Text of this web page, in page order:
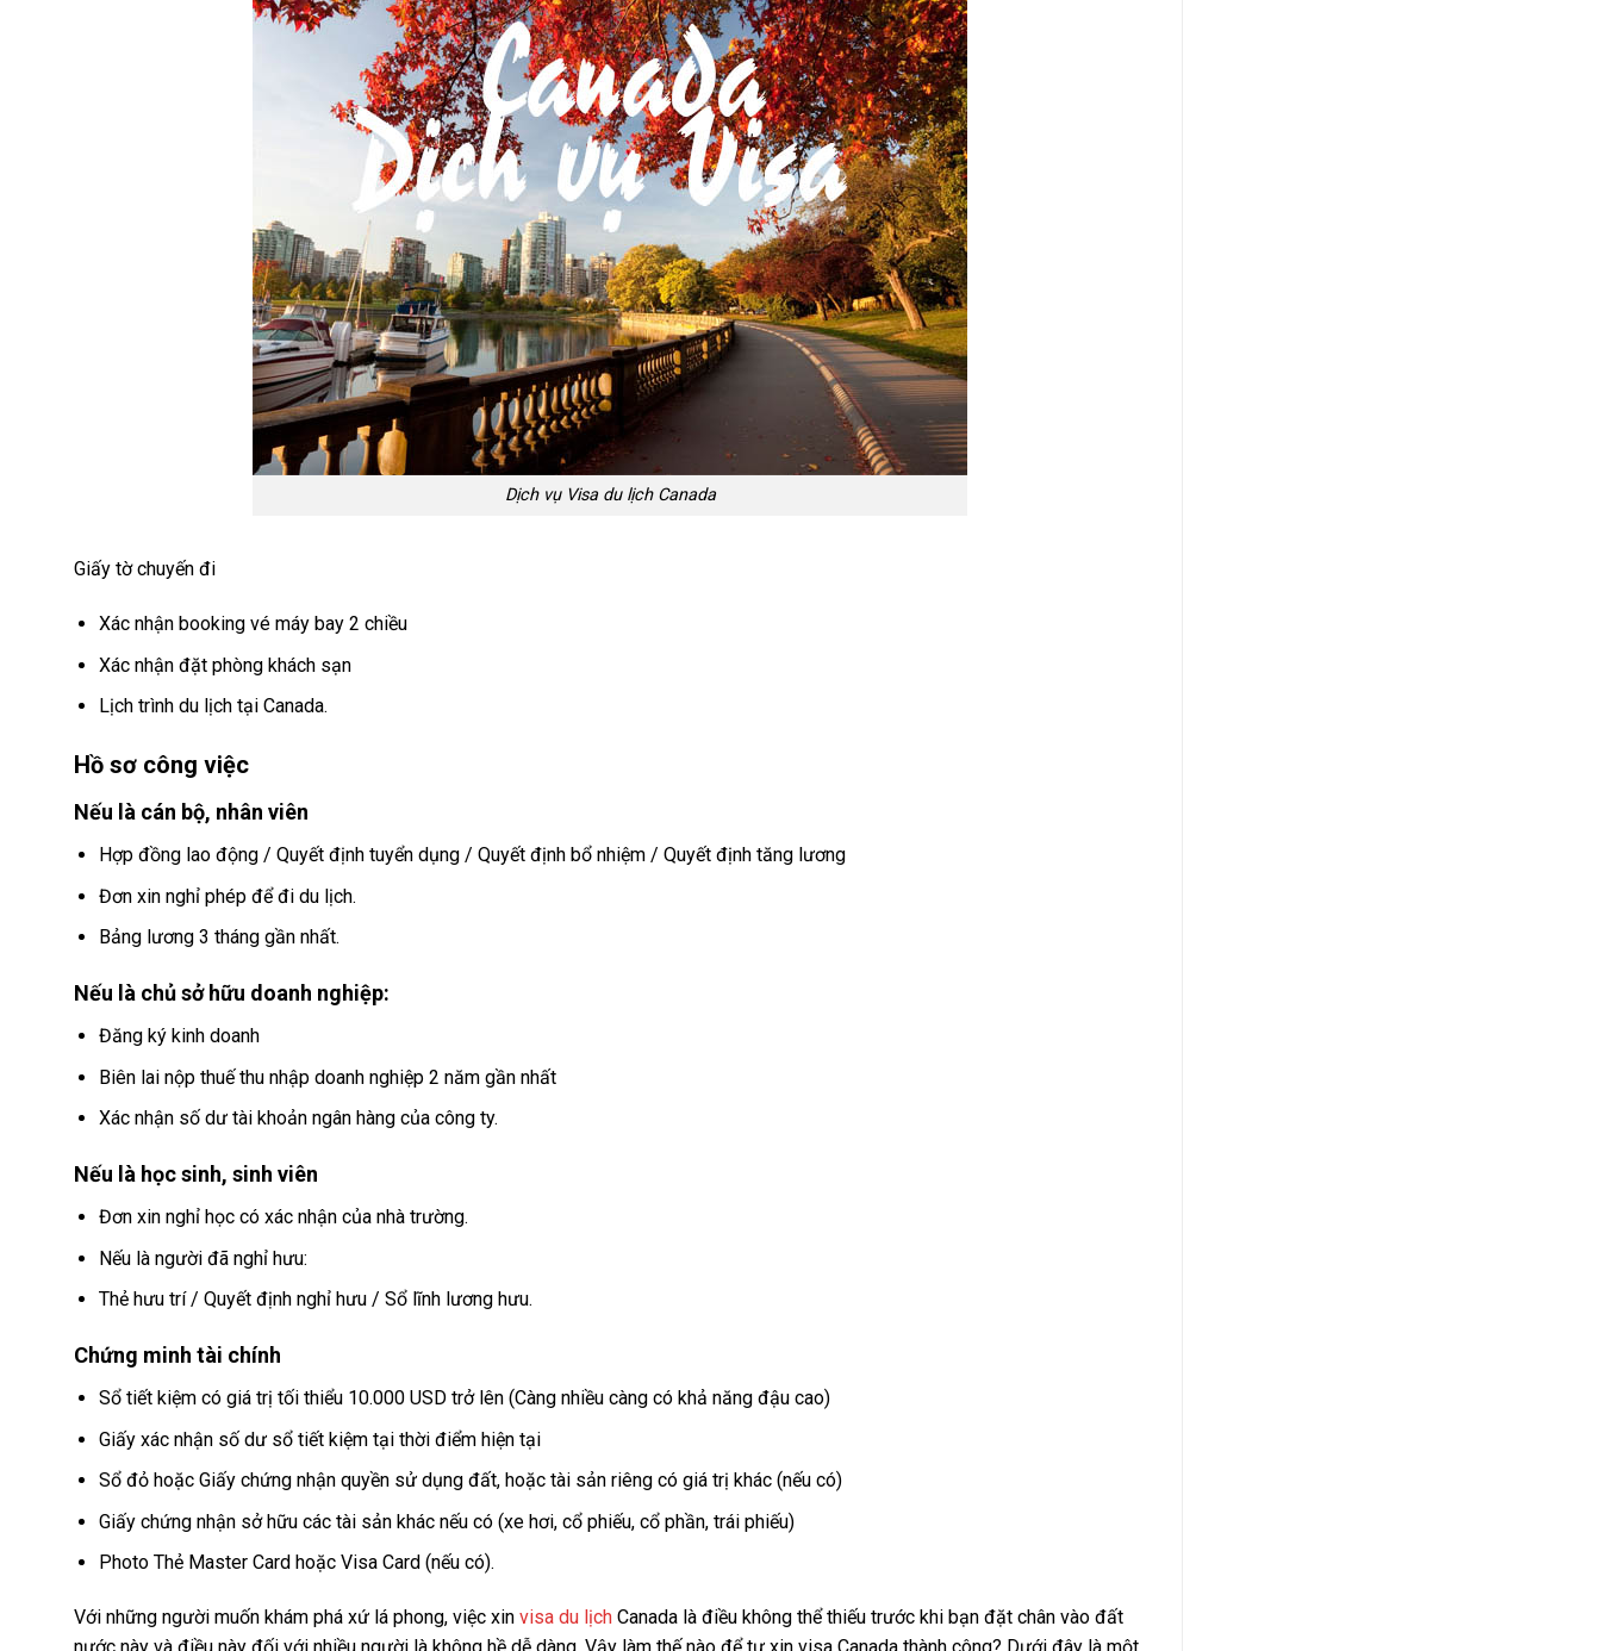
Dịch vụ Visa du lịch Canada
Giấy tờ chuyến đi
Xác nhận booking vé máy bay 2 chiều
Xác nhận đặt phòng khách sạn
Lịch trình du lịch tại Canada.
Hồ sơ công việc
Nếu là cán bộ, nhân viên
Hợp đồng lao động / Quyết định tuyển dụng / Quyết định bổ nhiệm / Quyết định tăng lương
Đơn xin nghỉ phép để đi du lịch.
Bảng lương 3 tháng gần nhất.
Nếu là chủ sở hữu doanh nghiệp:
Đăng ký kinh doanh
Biên lai nộp thuế thu nhập doanh nghiệp 2 năm gần nhất
Xác nhận số dư tài khoản ngân hàng của công ty.
Nếu là học sinh, sinh viên
Đơn xin nghỉ học có xác nhận của nhà trường.
Nếu là người đã nghỉ hưu:
Thẻ hưu trí / Quyết định nghỉ hưu / Sổ lĩnh lương hưu.
Chứng minh tài chính
Sổ tiết kiệm có giá trị tối thiểu 10.000 USD trở lên (Càng nhiều càng có khả năng đậu cao)
Giấy xác nhận số dư sổ tiết kiệm tại thời điểm hiện tại
Sổ đỏ hoặc Giấy chứng nhận quyền sử dụng đất, hoặc tài sản riêng có giá trị khác (nếu có)
Giấy chứng nhận sở hữu các tài sản khác nếu có (xe hơi, cổ phiếu, cổ phần, trái phiếu)
Photo Thẻ Master Card hoặc Visa Card (nếu có).
Với những người muốn khám phá xứ lá phong, việc xin visa du lịch Canada là điều không thể thiếu trước khi bạn đặt chân vào đất